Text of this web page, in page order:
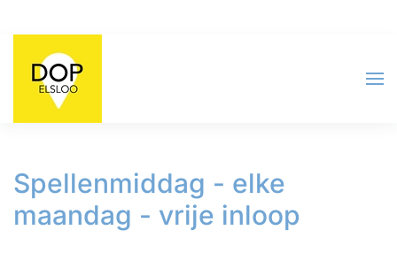
Spellenmiddag - elke
maandag - vrije inloop